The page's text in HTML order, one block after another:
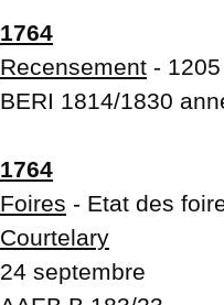
1764
Recensement -
BERI 1814/1830
1764
Foires - Etat des
Courtelary
24 septembre